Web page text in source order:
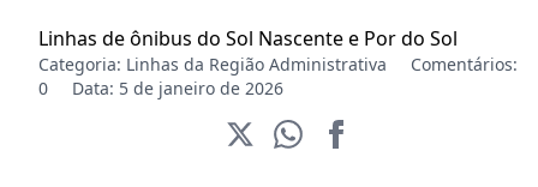
Linhas de ônibus do Sol Nascente e Por do Sol
Categoria: Linhas da Região Administrativa
Comentários:
0
Data: 5 de janeiro de 2026